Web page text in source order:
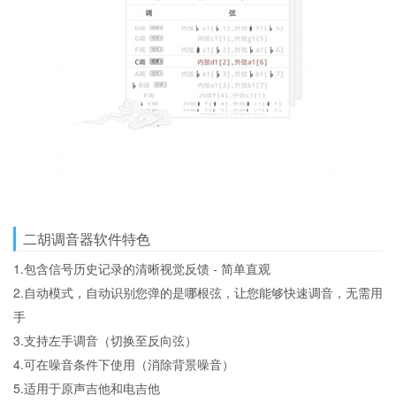
二胡调音器软件特色
1.包含信号历史记录的清晰视觉反馈 - 简单直观
2.自动模式，自动识别您弹的是哪根弦，让您能够快速调音，无需用
手
3.支持左手调音（切换至反向弦）
4.可在噪音条件下使用（消除背景噪音）
5.适用于原声吉他和电吉他